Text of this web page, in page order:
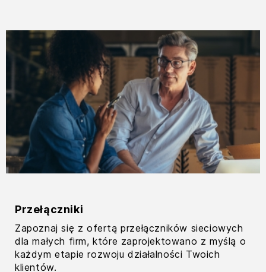
Przełączniki
Zapoznaj się z ofertą przełączników sieciowych
dla małych firm, które zaprojektowano z myślą o
każdym etapie rozwoju działalności Twoich
klientów.